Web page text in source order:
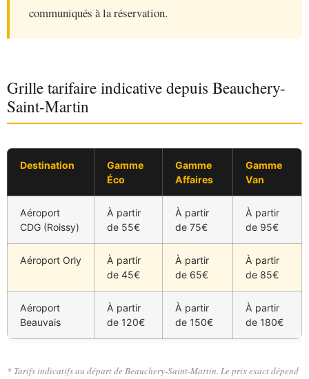
communiqués à la réservation.
Grille tarifaire indicative depuis Beauchery-
Saint-Martin
Destination
Gamme
Éco
Gamme
Affaires
Gamme
Van
Aéroport
CDG (Roissy)
À partir
de 55€
À partir
de 75€
À partir
de 95€
Aéroport Orly
À partir
de 45€
À partir
de 65€
À partir
de 85€
Aéroport
Beauvais
À partir
de 120€
À partir
de 150€
À partir
de 180€
* Tarifs indicatifs au départ de Beauchery-Saint-Martin. Le prix exact dépend